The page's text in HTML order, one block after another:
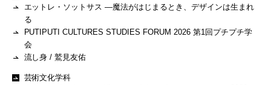
エットレ・ソットサス —魔法がはじまるとき、デザインは生まれ
る
PUTIPUTI CULTURES STUDIES FORUM 2026 第1回プチプチ学
会
流し身 / 鷲見友佑
芸術文化学科